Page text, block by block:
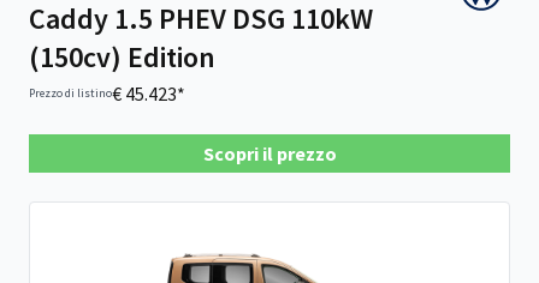
Caddy 1.5 PHEV DSG 110kW
(150cv) Edition
Prezzo di listino€ 45.423*
Scopri il prezzo